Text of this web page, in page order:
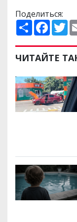
Поделиться:
П
о
ш
и
р
и
и
F
a
c
e
b
o
k
T
w
t
t
e
ЧИТАЙТЕ